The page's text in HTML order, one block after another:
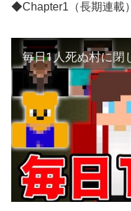
◆Chapter1（長期連載）